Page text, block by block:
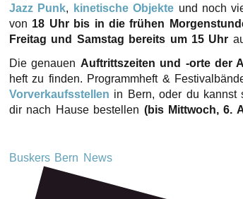
Jazz Punk, kine­ti­sche Objek­te und noch
von 18 Uhr bis in die frühen
Frei­tag und Sams­tag bereits um 15 Uhr
Die genau­en Auftritts­zei­ten und ‑orte der
heft zu finden. Programm­heft &
Vorver­kaufs­stel­len in Bern, oder du kannst
dir nach Hause bestel­len (bis Mitt­woch, 6.
Buskers Bern News